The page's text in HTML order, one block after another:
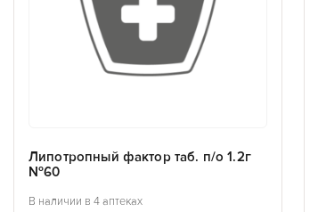
Липотропный фактор таб. п/о 1.2г
№60
В наличии в 4 аптеках